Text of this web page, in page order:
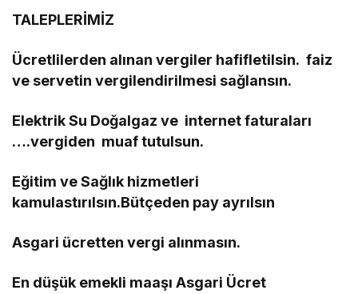
TALEPLERİMİZ
Ücretlilerden alınan vergiler hafifletilsin. faiz
ve servetin vergilendirilmesi sağlansın.
Elektrik Su Doğalgaz ve internet faturaları
….vergiden muaf tutulsun.
Eğitim ve Sağlık hizmetleri
kamulastırılsın.Bütçeden pay ayrılsın
Asgari ücretten vergi alınmasın.
En düşük emekli maaşı Asgari Ücret